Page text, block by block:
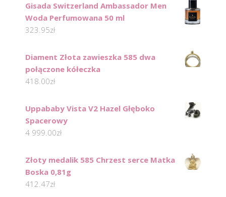
Gisada Switzerland Ambassador Men
Woda Perfumowana 50 ml
323.95zł
Diament Złota zawieszka 585 dwa
połączone kółeczka
418.00zł
Uppababy Vista V2 Hazel Głęboko
Spacerowy
4 999.00zł
Złoty medalik 585 Chrzest serce Matka
Boska 0,81g
412.47zł